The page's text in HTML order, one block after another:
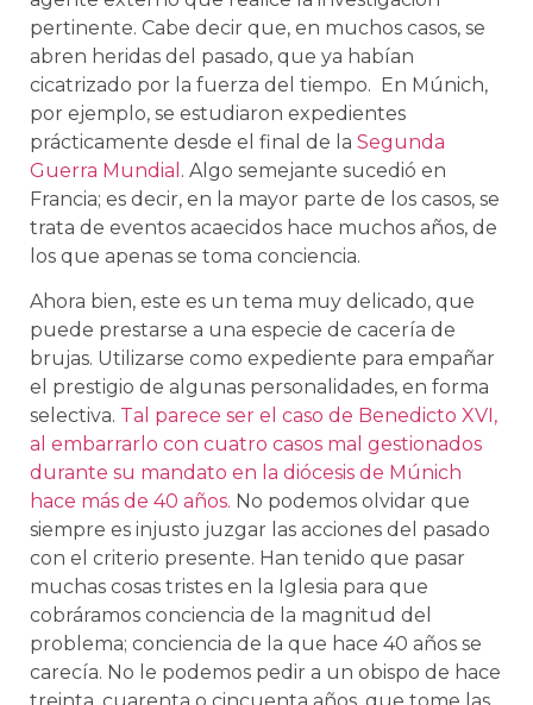
pertinente. Cabe decir que, en muchos casos, se
abren heridas del pasado, que ya habían
cicatrizado por la fuerza del tiempo. En Múnich,
por ejemplo, se estudiaron expedientes
prácticamente desde el final de la Segunda
Guerra Mundial . Algo semejante sucedió en
Francia; es decir, en la mayor parte de los casos, se
trata de eventos acaecidos hace muchos años, de
los que apenas se toma conciencia.
Ahora bien, este es un tema muy delicado, que
puede prestarse a una especie de cacería de
brujas. Utilizarse como expediente para empañar
el prestigio de algunas personalidades, en forma
selectiva. Tal parece ser el caso de Benedicto XVI,
al embarrarlo con cuatro casos mal gestionados
durante su mandato en la diócesis de Múnich
hace más de 40 años. No podemos olvidar que
siempre es injusto juzgar las acciones del pasado
con el criterio presente. Han tenido que pasar
muchas cosas tristes en la Iglesia para que
cobráramos conciencia de la magnitud del
problema; conciencia de la que hace 40 años se
carecía. No le podemos pedir a un obispo de hace